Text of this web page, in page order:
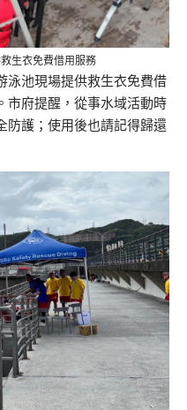
生衣免費借用服務
泳池現場提供救生衣免費借
市府提醒，從事水域活動時
防護；使用後也請記得歸還